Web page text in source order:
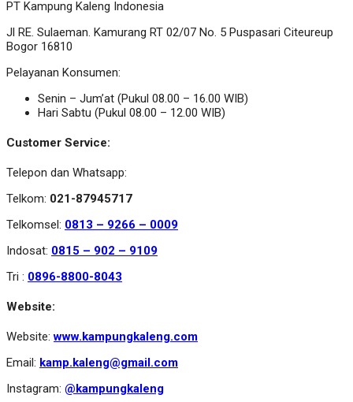
PT Kampung Kaleng Indonesia
Jl RE. Sulaeman. Kamurang RT 02/07 No. 5 Puspasari Citeureup
Bogor 16810
Pelayanan Konsumen:
Senin – Jum’at (Pukul 08.00 – 16.00 WIB)
Hari Sabtu (Pukul 08.00 – 12.00 WIB)
Customer Service:
Telepon dan Whatsapp:
Telkom: 021-87945717
Telkomsel: 0813 – 9266 – 0009
Indosat: 0815 – 902 – 9109
Tri : 0896-8800-8043
Website:
Website:www.kampungkaleng.com
Email: kamp.kaleng@gmail.com
Instagram: @kampungkaleng